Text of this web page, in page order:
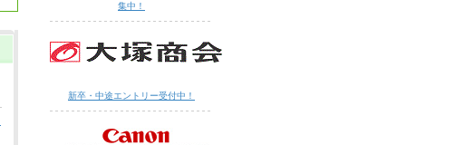
集中！
新卒・中途エントリー受付中！